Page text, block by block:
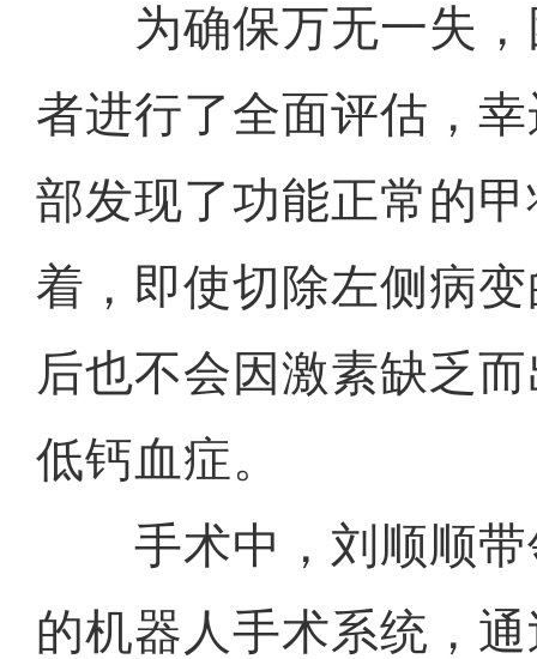
为确保万无一失，
者进行了全面评估，
部发现了功能正常的
着，即使切除左侧病
后也不会因激素缺乏
低钙血症。
手术中，刘顺顺带
的机器人手术系统，